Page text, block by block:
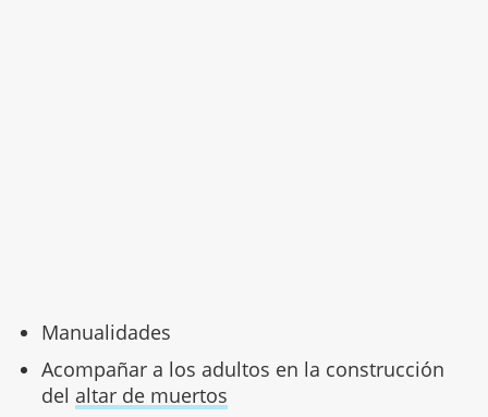
Manualidades
Acompañar a los adultos en la construcción
del altar de muertos